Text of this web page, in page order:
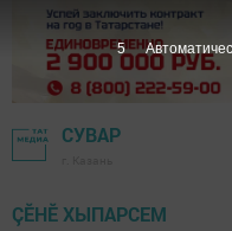
СУВАР
ÇӖНӖ ХЫПАРСЕМ
4